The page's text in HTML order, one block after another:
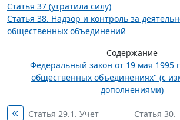
Статья 37 (утратила силу)
Статья 38. Надзор и контроль за
общественных объединений
Содержание
Федеральный закон от 19 мая 1995
общественных объединениях" (с
дополнениями)
Статья 29.1. Учет
Статья 30.